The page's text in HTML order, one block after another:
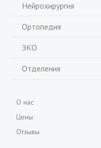
Нейрохирургия
Ортопедия
ЭКО
Отделения
О нас
Цены
Отзывы